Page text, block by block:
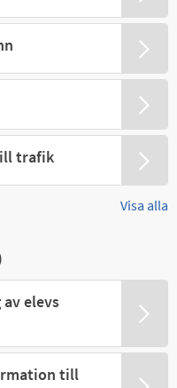
trafik
Visa alla
elevs
till